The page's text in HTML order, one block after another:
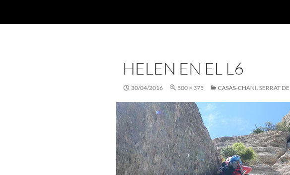
HELEN EN EL L6
30/04/2016 500 × 375 CASAS-CHANI. SERRAT